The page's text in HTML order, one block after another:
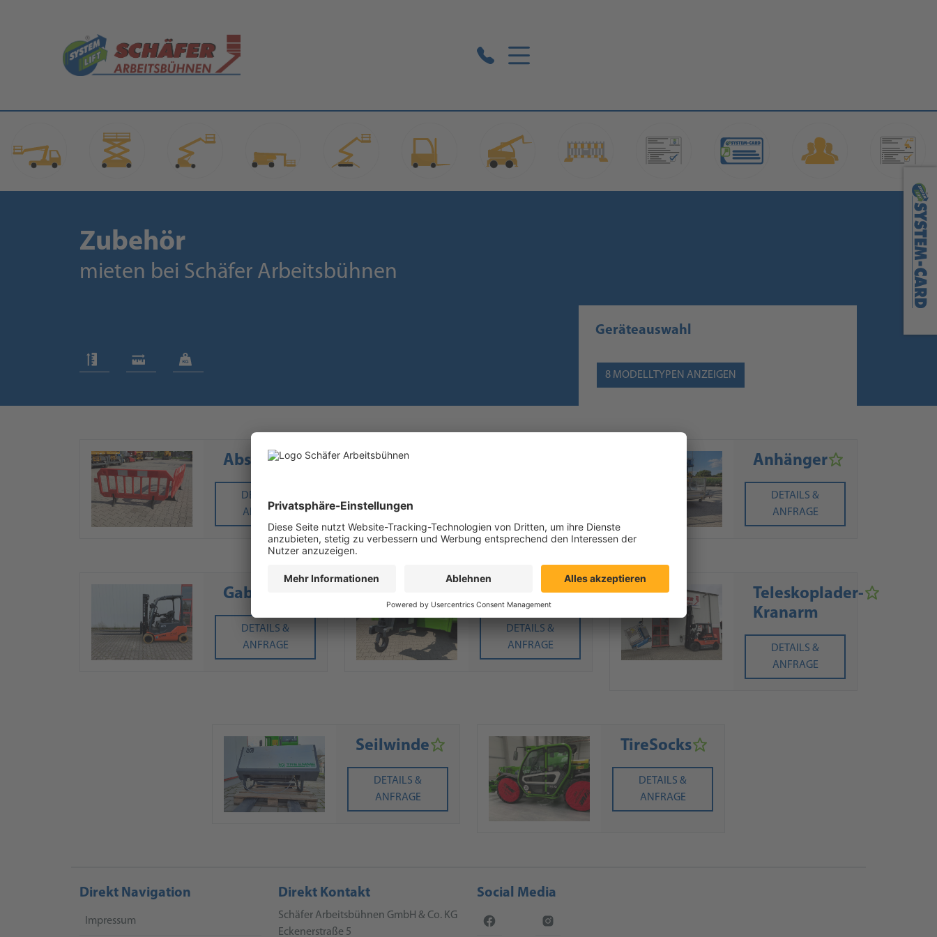
Zubehör
mieten bei Schäfer Arbeitsbühnen
Geräteauswahl
8 MODELLTYPEN ANZEIGEN
Absperrbake
DETAILS &
ANFRAGE
Anhänger
DETAILS &
ANFRAGE
Gabelzinken
DETAILS &
ANFRAGE
Lasthaken
DETAILS &
ANFRAGE
Teleskoplader-
Kranarm
DETAILS &
ANFRAGE
Seilwinde
DETAILS &
ANFRAGE
TireSocks
DETAILS &
ANFRAGE
Direkt Navigation
Impressum
Direkt Kontakt
Schäfer Arbeitsbühnen GmbH & Co. KG
Eckenerstraße 5
Social Media